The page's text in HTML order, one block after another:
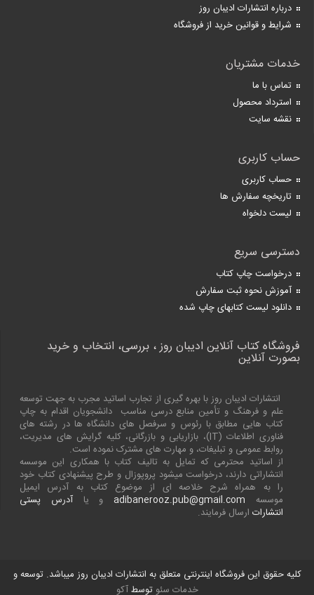
درباره انتشارات ادیبان روز
شرایط و قوانین خرید از فروشگاه
خدمات مشتریان
تماس با ما
استرداد محصول
نقشه سایت
حساب کاربری
حساب کاربری
تاریخچه سفارش ها
لیست دلخواه
دسترسی سریع
درخواست چاپ کتاب
آموزش نحوه ثبت سفارش
دانلود لیست کتابهای چاپ شده
فروشگاه کتاب آنلاین ادیبان روز ، بررسی، انتخاب و خرید
بصورت آنلاین
انتشارات ادیبان روز با بهره گیری از تجارب اساتید مجرب به جهت توسعه
علم و فرهنگ و تأمین منابع درسی مناسب دانشجویان اقدام به چاپ
کتاب هایی مطابق با رئوس و سرفصل های دانشگاه ها در رشته های
فناوری اطلاعات (IT)، بازاریابی و بازرگانی، کلیه گرایش های مدیریت،
روابط عمومی و تبلیغات، و مهارت های مشترک نموده است.
از اساتید محترمی که تمایل به تالیف کتاب با همکاری این موسسه
انتشاراتی دارند، درخواست میشود پروپوزال و طرح پیشنهادی کتاب خود
را به همراه شرح خلاصه ای از موضوع کتاب به آدرس ایمیل
موسسه adibanerooz.pub@gmail.comو یاآدرس پستی
انتشارات ارسال فرمایند.
کلیه حقوق این فروشگاه اینترنتی متعلق به انتشارات ادیبان روز میباشد. توسعه و
خدمات سئو توسطآکو